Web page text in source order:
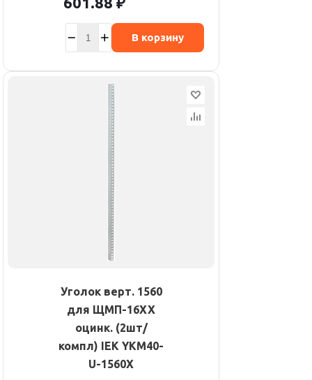
В корзину
Уголок верт. 1560
для ЩМП-16XX
оцинк. (2шт/
компл) IEK YKM40-
U-1560X